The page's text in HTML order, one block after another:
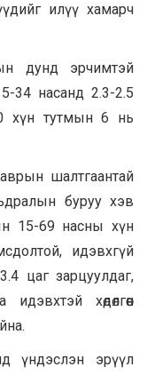
илүү хамарч
дунд эрчимтэй
34 насанд 2.3-2.5
хүн тутмын 6 нь
шалтгаантай
буруу хэв
15-69 насны хүн
идэвхгүй
цаг зарцуулдаг,
хөдөлгөөн
үндэслэн эрүүл